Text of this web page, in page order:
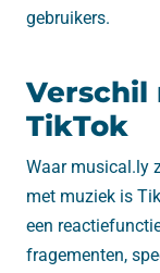
gebruikers.
Verschil
TikTok
Waar musical.ly
met muziek is
een
fragementen,